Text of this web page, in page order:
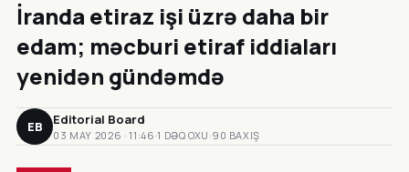
İranda etiraz işi üzrə daha bir
edam; məcburi etiraf iddiaları
yenidən gündəmdə
EB Editorial Board
03 MAY 2026 · 11:46 ·1 DƏQ OXU ·90 BAXIŞ